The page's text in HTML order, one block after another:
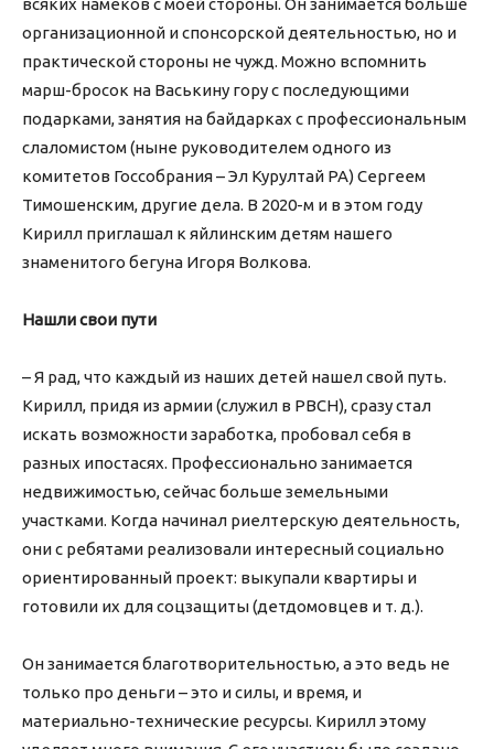
всяких намеков с моей стороны. Он занимается больше
организационной и спонсорской деятельностью, но и
практической стороны не чужд. Можно вспомнить
марш-бросок на Васькину гору с последующими
подарками, занятия на байдарках с профессиональным
слаломистом (ныне руководителем одного из
комитетов Госсобрания – Эл Курултай РА) Сергеем
Тимошенским, другие дела. В 2020-м и в этом году
Кирилл приглашал к яйлинским детям нашего
знаменитого бегуна Игоря Волкова.
Нашли свои пути
– Я рад, что каждый из наших детей нашел свой путь.
Кирилл, придя из армии (служил в РВСН), сразу стал
искать возможности заработка, пробовал себя в
разных ипостасях. Профессионально занимается
недвижимостью, сейчас больше земельными
участками. Когда начинал риелтерскую деятельность,
они с ребятами реализовали интересный социально
ориентированный проект: выкупали квартиры и
готовили их для соцзащиты (детдомовцев и т. д.).
Он занимается благотворительностью, а это ведь не
только про деньги – это и силы, и время, и
материально-технические ресурсы. Кирилл этому